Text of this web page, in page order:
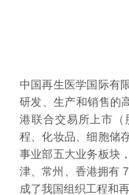
中国再生医学国际有
研发、生产和销售的
港联合交易所上市（
程、化妆品、细胞储
事业部五大业务板块
津、常州、香港拥有
成了我国组织工程和